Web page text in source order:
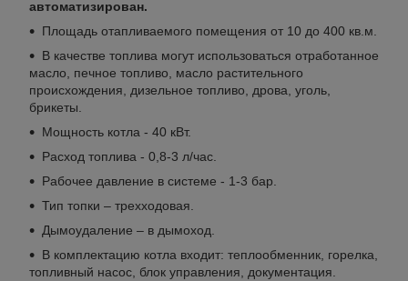
автоматизирован.
Площадь отапливаемого помещения от 10 до 400 кв.м.
В качестве топлива могут использоваться отработанное
масло, печное топливо, масло растительного
происхождения, дизельное топливо, дрова, уголь,
брикеты.
Мощность котла - 40 кВт.
Расход топлива - 0,8-3 л/час.
Рабочее давление в системе - 1-3 бар.
Тип топки – трехходовая.
Дымоудаление – в дымоход.
В комплектацию котла входит: теплообменник, горелка,
топливный насос, блок управления, документация.